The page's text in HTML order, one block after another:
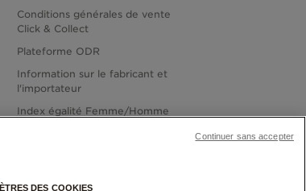
Conditions générales de vente
Click & Collect
Plateforme ODR
Information sur le fabricant et
l'importateur
Index égalité Femme/Homme
DES COOKIES
Continuer sans accepter